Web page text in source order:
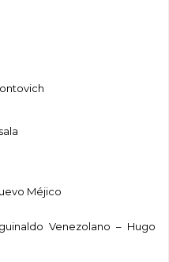
Méjico
Venezolano – Hugo